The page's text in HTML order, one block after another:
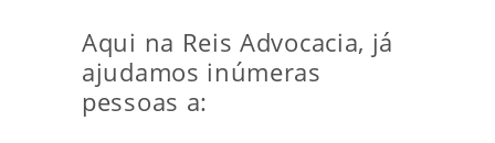
Aqui na Reis Advocacia, já
ajudamos inúmeras
pessoas a: